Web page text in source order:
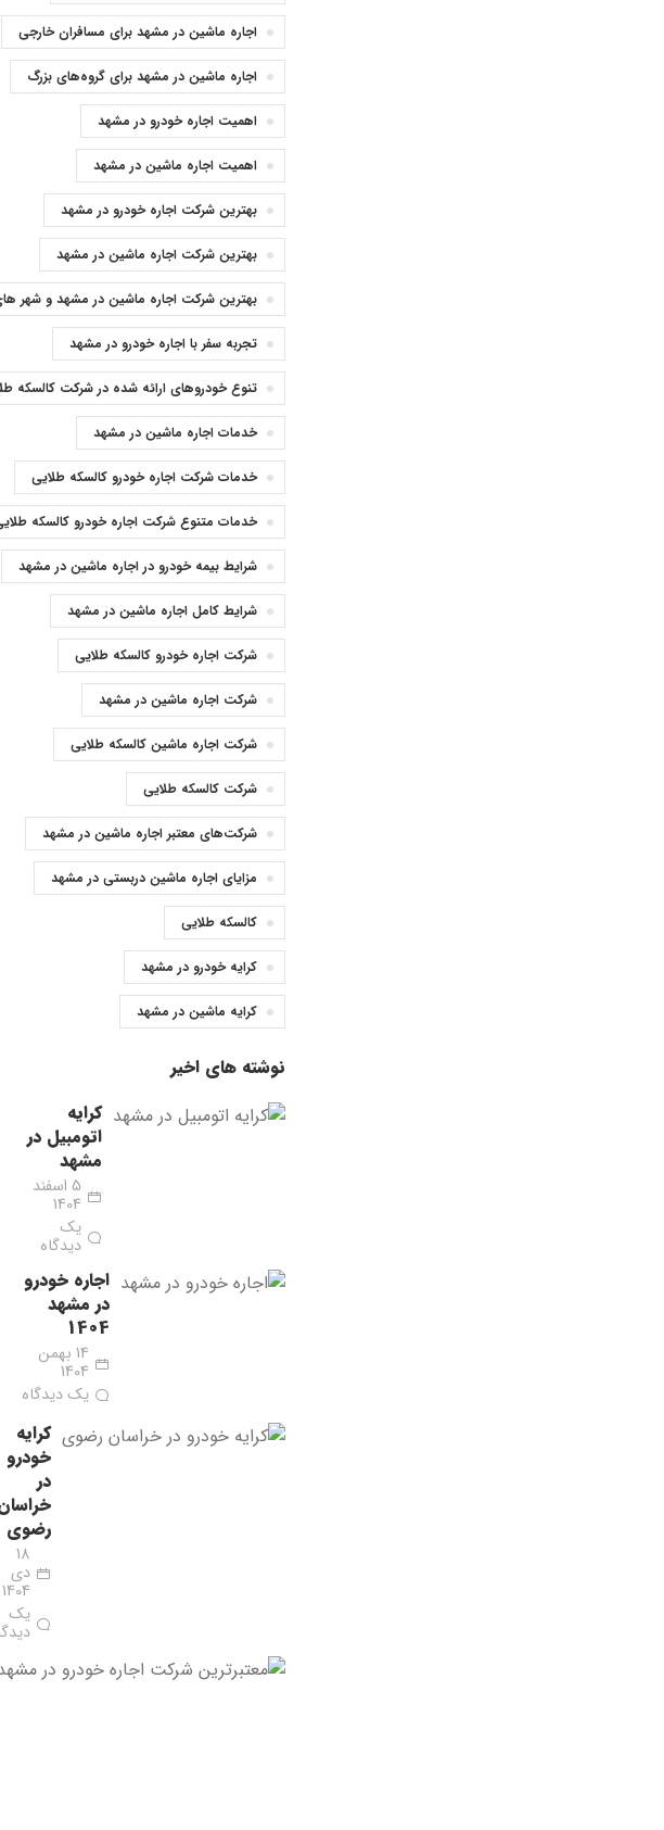
اجاره ماشین در مشهد برای مسافران خارجی
اجاره ماشین در مشهد برای گروه‌های بزرگ
اهمیت اجاره خودرو در مشهد
اهمیت اجاره ماشین در مشهد
بهترین شرکت اجاره خودرو در مشهد
بهترین شرکت اجاره ماشین در مشهد
بهترین شرکت اجاره ماشین در مشهد و شهر
تجربه سفر با اجاره خودرو در مشهد
تنوع خودروهای ارائه شده در شرکت کالسکه
خدمات اجاره ماشین در مشهد
خدمات شرکت اجاره خودرو کالسکه طلایی
خدمات متنوع شرکت اجاره خودرو کالسکه
شرایط بیمه خودرو در اجاره ماشین در مشهد
شرایط کامل اجاره ماشین در مشهد
شرکت اجاره خودرو کالسکه طلایی
شرکت اجاره ماشین در مشهد
شرکت اجاره ماشین کالسکه طلایی
شرکت کالسکه طلایی
شرکت‌های معتبر اجاره ماشین در مشهد
مزایای اجاره ماشین دربستی در مشهد
کالسکه طلایی
کرایه خودرو در مشهد
کرایه ماشین در مشهد
نوشته های اخیر
کرایه
اتومبیل در
مشهد
5 اسفند
1404
یک
دیدگاه
اجاره خودرو
در مشهد
1404
14 بهمن
1404
یک دیدگاه
کرایه
خودرو
در
رضوی
18
دی
1404
یک